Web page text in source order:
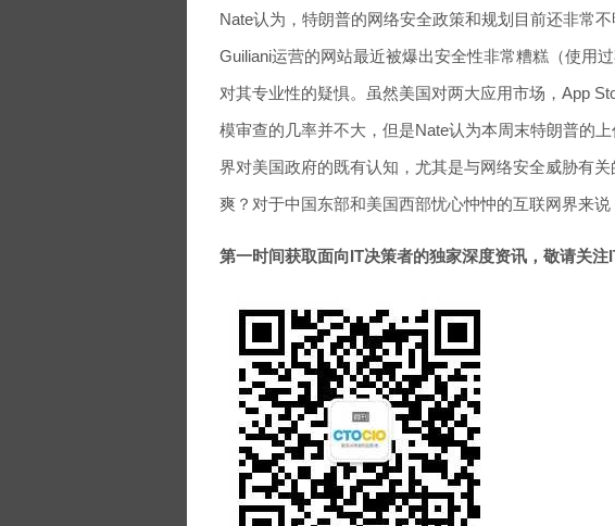
Nate认为，特朗普的网络安全政策和规划目前还非常
Guiliani运营的网站最近被爆出安全性非常糟糕（使用
对其专业性的疑惧。虽然美国对两大应用市场，App
模审查的几率并不大，但是Nate认为本周末特朗普的
界对美国政府的既有认知，尤其是与网络安全威胁有
爽？对于中国东部和美国西部忧心忡忡的互联网界来说
第一时间获取面向IT决策者的独家深度资讯，敬请关